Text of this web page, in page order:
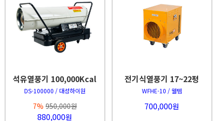
석유열풍기 100,000Kcal
DS-100000 / 대성하이원
7% 950,000원
880,000원
전기식열풍기 17~22평
WFHE-10 / 웰템
700,000원